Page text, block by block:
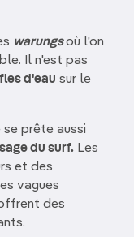
warungsoù l'on
Il n'est pas
d'eau sur le
prête aussi
du surf. Les
et des
vagues
des